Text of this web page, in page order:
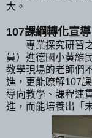
大。
107課綱轉化宣導
專業探究研習之
員）進德國小黃維
教學現場的老師們
進，更能瞭解107
導向教學、課程連
進，而能培養出「